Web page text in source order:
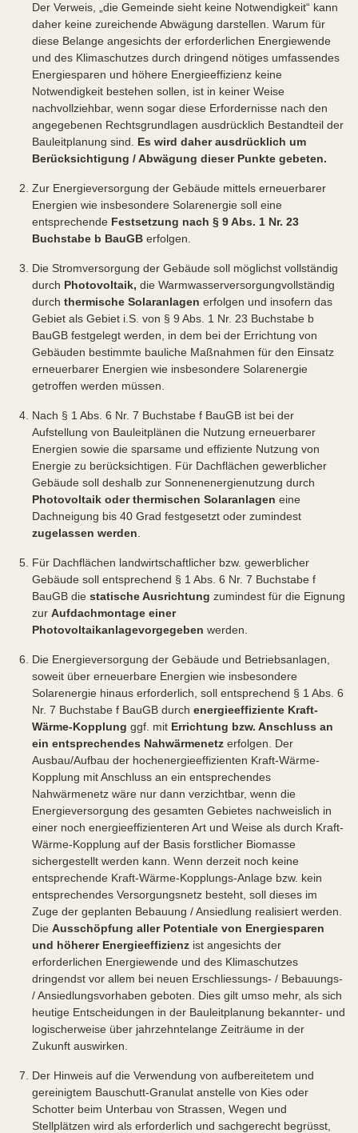
Der Verweis, „die Gemeinde sieht keine Notwendigkeit“ kann
daher keine zureichende Abwägung darstellen. Warum für
diese Belange angesichts der erforderlichen Energiewende
und des Klimaschutzes durch dringend nötiges umfassendes
Energiesparen und höhere Energieeffizienz keine
Notwendigkeit bestehen sollen, ist in keiner Weise
nachvollziehbar, wenn sogar diese Erfordernisse nach den
angegebenen Rechtsgrundlagen ausdrücklich Bestandteil der
Bauleitplanung sind.
Es wird daher ausdrücklich um
Berücksichtigung / Abwägung dieser Punkte gebeten.
Zur Energieversorgung der Gebäude mittels erneuerbarer
Energien wie insbesondere Solarenergie soll eine
entsprechende Festsetzung nach § 9 Abs. 1 Nr. 23
Buchstabe b BauGB erfolgen.
Die Stromversorgung der Gebäude soll möglichst vollständig
durch Photovoltaik, die Warmwasserversorgungvollständig
durch thermische Solaranlagen erfolgen und insofern das
Gebiet als Gebiet i.S. von § 9 Abs. 1 Nr. 23 Buchstabe b
BauGB festgelegt werden, in dem bei der Errichtung von
Gebäuden bestimmte bauliche Maßnahmen für den Einsatz
erneuerbarer Energien wie insbesondere Solarenergie
getroffen werden müssen.
Nach § 1 Abs. 6 Nr. 7 Buchstabe f BauGB ist bei der
Aufstellung von Bauleitplänen die Nutzung erneuerbarer
Energien sowie die sparsame und effiziente Nutzung von
Energie zu berücksichtigen. Für Dachflächen gewerblicher
Gebäude soll deshalb zur Sonnenenergienutzung durch
Photovoltaik oder thermischen Solaranlagen eine
Dachneigung bis 40 Grad festgesetzt oder zumindest
zugelassen werden
Für Dachflächen landwirtschaftlicher bzw. gewerblicher
Gebäude soll entsprechend § 1 Abs. 6 Nr. 7 Buchstabe f
BauGB die statische Ausrichtung zumindest für die Eignung
zur Aufdachmontage einer
Photovoltaikanlagevorgegeben werden.
Die Energieversorgung der Gebäude und Betriebsanlagen,
soweit über erneuerbare Energien wie insbesondere
Solarenergie hinaus erforderlich, soll entsprechend § 1 Abs. 6
Nr. 7 Buchstabe f BauGB durch energieeffiziente Kraft-
Wärme-Kopplung ggf. mit Errichtung bzw. Anschluss an
ein entsprechendes Nahwärmenetz erfolgen. Der
Ausbau/Aufbau der hochenergieeffizienten Kraft-Wärme-
Kopplung mit Anschluss an ein entsprechendes
Nahwärmenetz wäre nur dann verzichtbar, wenn die
Energieversorgung des gesamten Gebietes nachweislich in
einer noch energieeffizienteren Art und Weise als durch Kraft-
Wärme-Kopplung auf der Basis forstlicher Biomasse
sichergestellt werden kann. Wenn derzeit noch keine
entsprechende Kraft-Wärme-Kopplungs-Anlage bzw. kein
entsprechendes Versorgungsnetz besteht, soll dieses im
Zuge der geplanten Bebauung / Ansiedlung realisiert werden.
Die Ausschöpfung aller Potentiale von Energiesparen
und höherer Energieeffizienz ist angesichts der
erforderlichen Energiewende und des Klimaschutzes
dringendst vor allem bei neuen Erschliessungs- / Bebauungs-
/ Ansiedlungsvorhaben geboten. Dies gilt umso mehr, als sich
heutige Entscheidungen in der Bauleitplanung bekannter- und
logischerweise über jahrzehntelange Zeiträume in der
Zukunft auswirken.
Der Hinweis auf die Verwendung von aufbereitetem und
gereinigtem Bauschutt-Granulat anstelle von Kies oder
Schotter beim Unterbau von Strassen, Wegen und
Stellplätzen wird als erforderlich und sachgerecht begrüsst,